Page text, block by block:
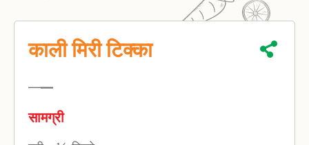
काली मिरी टिक्का
——
सामग्री